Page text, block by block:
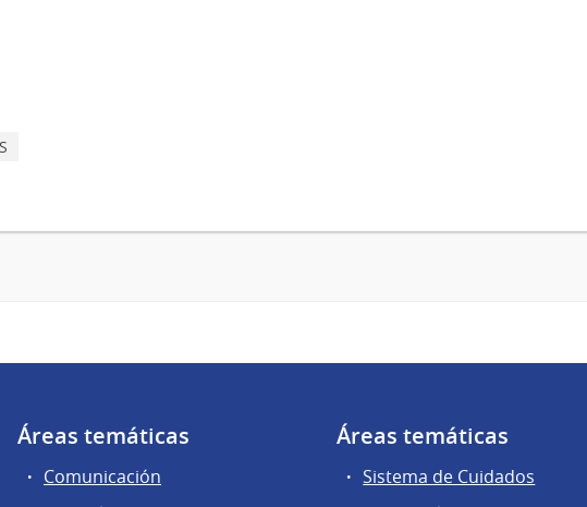
Áreas temáticas
Comunicación
Áreas temáticas
Sistema de Cuidados